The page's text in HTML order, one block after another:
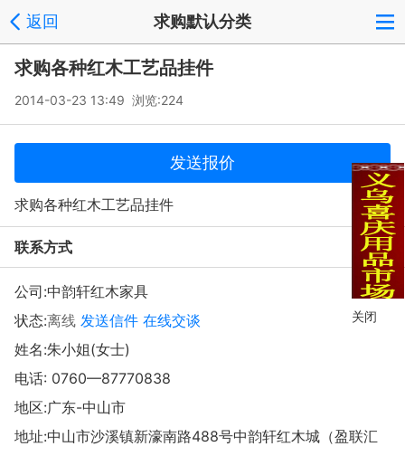
返回 求购默认分类
求购各种红木工艺品挂件
2014-03-23 13:49 浏览:224
发送报价
求购各种红木工艺品挂件
联系方式
公司:中韵轩红木家具
状态:离线 发送信件 在线交谈
姓名:朱小姐(女士)
电话: 0760—87770838
地区:广东-中山市
地址:中山市沙溪镇新濠南路488号中韵轩红木城（盈联汇
关闭